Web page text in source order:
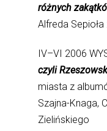
różnych
Alfreda Sepioła
IV–VI 2006
czyli
miasta z
Szajna-Knaga,
Zielińskiego